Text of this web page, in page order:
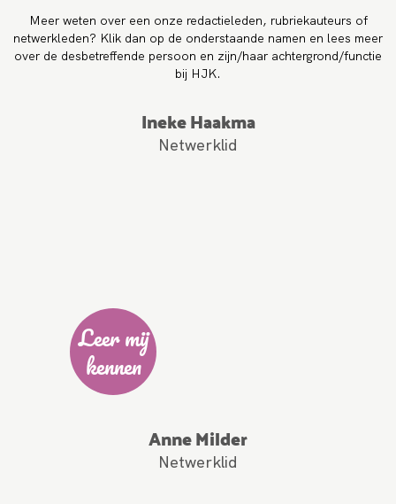
Meer weten over een onze redactieleden, rubriekauteurs of
netwerkleden? Klik dan op de onderstaande namen en lees meer
over de desbetreffende persoon en zijn/haar achtergrond/functie
bij HJK.
Ineke Haakma
Netwerklid
Leer mij
kennen
Anne Milder
Netwerklid